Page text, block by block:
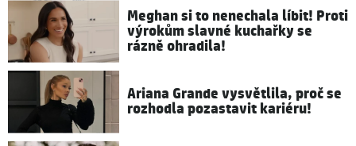
Meghan si to nenechala líbit! Proti
výrokům slavné kuchařky se
rázně ohradila!
Ariana Grande vysvětlila, proč se
rozhodla pozastavit kariéru!